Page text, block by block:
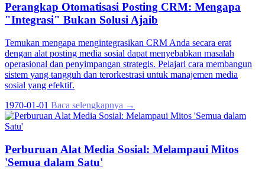
Perangkap Otomatisasi Posting CRM: Mengapa
"Integrasi" Bukan Solusi Ajaib
Temukan mengapa mengintegrasikan CRM Anda secara erat
dengan alat posting media sosial dapat menyebabkan masalah
operasional dan penyimpangan strategis. Pelajari cara membangun
sistem yang tangguh dan terorkestrasi untuk manajemen media
sosial yang efektif.
1970-01-01 Baca selengkapnya →
Perburuan Alat Media Sosial: Melampaui Mitos
'Semua dalam Satu'